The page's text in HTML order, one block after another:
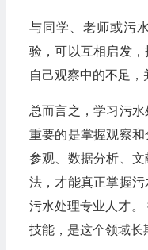
与同学、老师或污
验，可以互相启发
自己观察中的不足，
总而言之，学习污
重要的是掌握观察
参观、数据分析、
法，才能真正掌握
污水处理专业人才
技能，是这个领域长